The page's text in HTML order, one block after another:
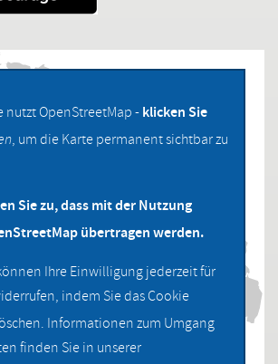
nutzt OpenStreetMap -klicken Sie
, um die Karte permanent sichtbar zu
Sie zu, dass mit der Nutzung
übertragen werden.
Ihre Einwilligung jederzeit für
indem Sie das Cookie
Informationen zum Umgang
finden Sie in unserer